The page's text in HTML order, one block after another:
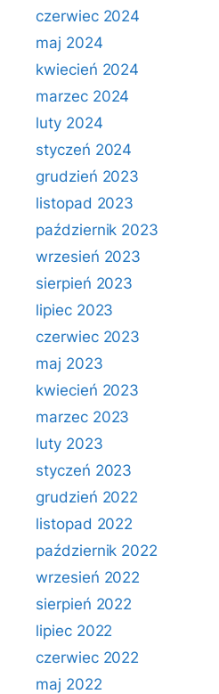
czerwiec 2024
maj 2024
kwiecień 2024
marzec 2024
luty 2024
styczeń 2024
grudzień 2023
listopad 2023
październik 2023
wrzesień 2023
sierpień 2023
lipiec 2023
czerwiec 2023
maj 2023
kwiecień 2023
marzec 2023
luty 2023
styczeń 2023
grudzień 2022
listopad 2022
październik 2022
wrzesień 2022
sierpień 2022
lipiec 2022
czerwiec 2022
maj 2022